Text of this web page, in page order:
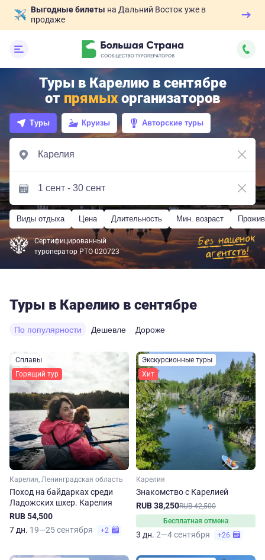
Выгодные билеты на Дальний Восток уже в
продаже
Туры в Карелию в сентябре
от прямыхорганизаторов
Туры Круизы Авторские туры
Виды отдыха Цена Длительность Мин. возраст
Сертифицированный
туроператор РТО 020723
Туры в Карелию в сентябре
По популярности Дешевле Дороже
Сплавы
Горящий тур
Карелия, Ленинградская область
Поход на байдарках среди
Ладожских шхер. Карелия
RUB 54,500
7 дн. 19—25 сентября +2
Экскурсионные туры
Хит
Карелия
Знакомство с Карелией
RUB 38,250RUB 42,500
Бесплатная отмена
3 дн. 2—4 сентября +26